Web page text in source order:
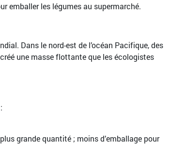
emballer les légumes au supermarché.
Dans le nord-est de l’océan Pacifique, des
une masse flottante que les écologistes
grande quantité ; moins d’emballage pour